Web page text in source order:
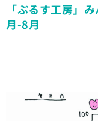
「ぷるす工房」
月-8月